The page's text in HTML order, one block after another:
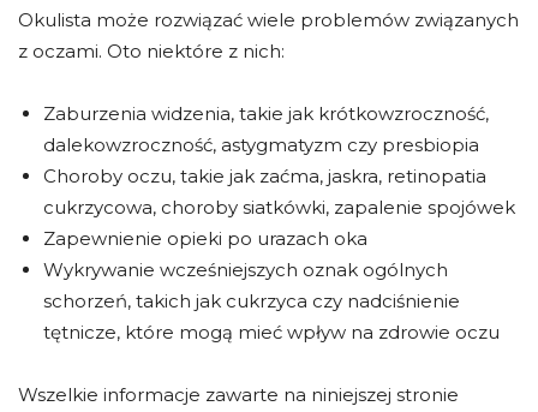
Okulista może rozwiązać wiele problemów związanych
z oczami. Oto niektóre z nich:
Zaburzenia widzenia, takie jak krótkowzroczność,
dalekowzroczność, astygmatyzm czy presbiopia
Choroby oczu, takie jak zaćma, jaskra, retinopatia
cukrzycowa, choroby siatkówki, zapalenie spojówek
Zapewnienie opieki po urazach oka
Wykrywanie wcześniejszych oznak ogólnych
schorzeń, takich jak cukrzyca czy nadciśnienie
tętnicze, które mogą mieć wpływ na zdrowie oczu
Wszelkie informacje zawarte na niniejszej stronie